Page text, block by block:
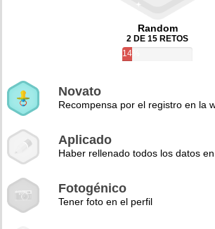
Random
2 DE 15 RETOS
14%
Novato
Recompensa por el registro en la
Aplicado
Haber rellenado todos los datos
Fotogénico
Tener foto en el perfil